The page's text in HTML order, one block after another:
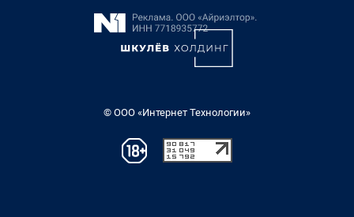
© ООО «Интернет Технологии»